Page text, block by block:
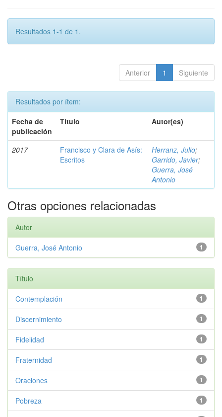
Resultados 1-1 de 1.
Anterior 1 Siguiente
Resultados por ítem:
Fecha de
publicación
Título Autor(es)
2017
Francisco y Clara de Asís:
Escritos
Herranz, Julio;
Garrido, Javier;
Guerra, José
Antonio
Otras opciones relacionadas
Autor
1
Guerra, José Antonio
Título
1
Contemplación
1
Discernimiento
1
Fidelidad
1
Fraternidad
1
Oraciones
1
Pobreza